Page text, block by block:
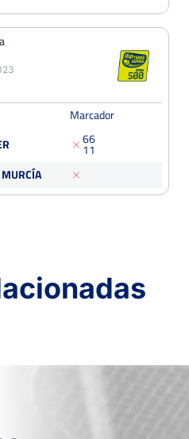
8
2025
Marcador
6
1
6
1